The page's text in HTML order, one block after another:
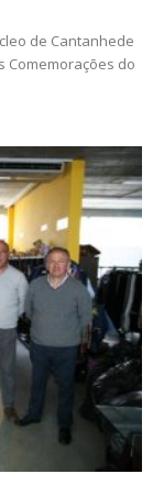
de Cantanhede
Comemorações do